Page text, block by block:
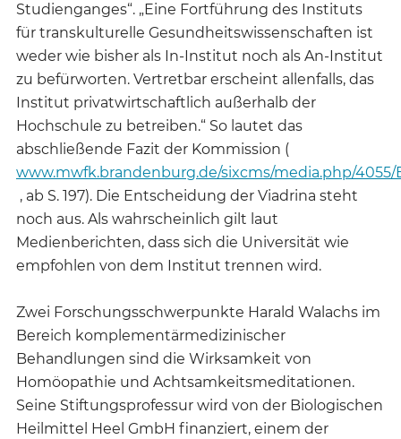
Studienganges“. „Eine Fortführung des Instituts
für transkulturelle Gesundheitswissenschaften ist
weder wie bisher als In-Institut noch als An-Institut
zu befürworten. Vertretbar erscheint allenfalls, das
Institut privatwirtschaftlich außerhalb der
Hochschule zu betreiben.“ So lautet das
abschließende Fazit der Kommission (
www.mwfk.brandenburg.de/sixcms/media.php/
, ab S. 197). Die Entscheidung der Viadrina steht
noch aus. Als wahrscheinlich gilt laut
Medienberichten, dass sich die Universität wie
empfohlen von dem Institut trennen wird.
Zwei Forschungsschwerpunkte Harald Walachs im
Bereich komplementärmedizinischer
Behandlungen sind die Wirksamkeit von
Homöopathie und Achtsamkeitsmeditationen.
Seine Stiftungsprofessur wird von der Biologischen
Heilmittel Heel GmbH finanziert, einem der